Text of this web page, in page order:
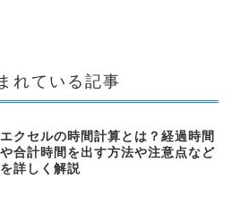
れている記事
エクセルの時間計算とは？経過時間
や合計時間を出す方法や注意点など
を詳しく解説